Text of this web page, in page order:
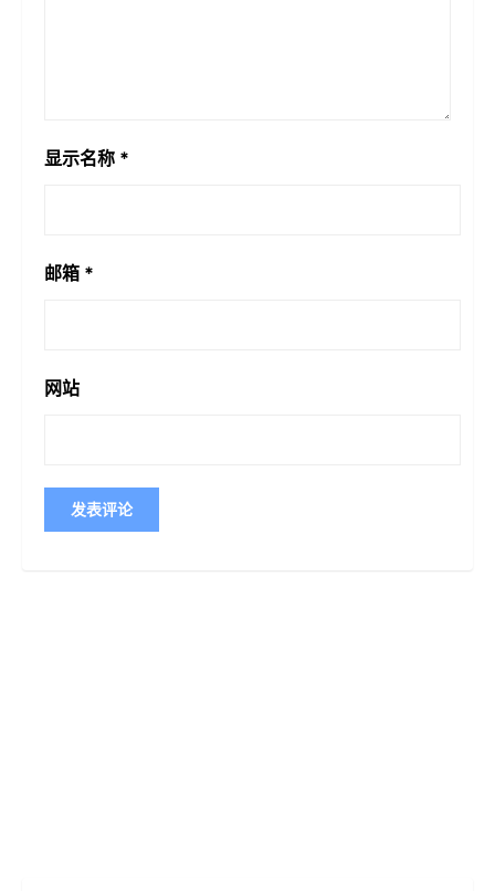
显示名称 *
邮箱 *
网站